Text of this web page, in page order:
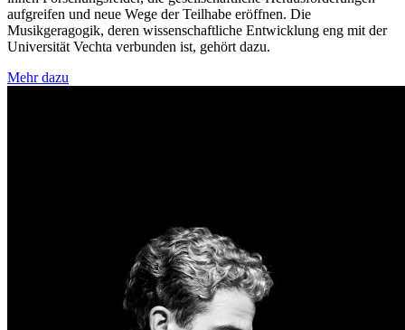
aufgreifen und neue Wege der Teilhabe eröffnen. Die
Musikgeragogik, deren wissenschaftliche Entwicklung eng mit der
Universität Vechta verbunden ist, gehört dazu.
Mehr dazu